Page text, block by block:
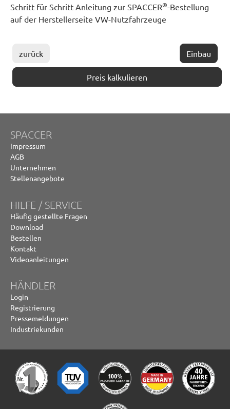
Schritt für Schritt Anleitung zur SPACCER®-Bestellung
auf der Herstellerseite VW-Nutzfahrzeuge
zurück Einbau
Preis kalkulieren
SPACCER
Impressum
AGB
Unternehmen
Stellenangebote
HILFE / SERVICE
Häufig gestellte Fragen
Download
Bestellen
Kontakt
Videoanleitungen
HÄNDLER
Login
Registrierung
Pressemeldungen
Industriekunden